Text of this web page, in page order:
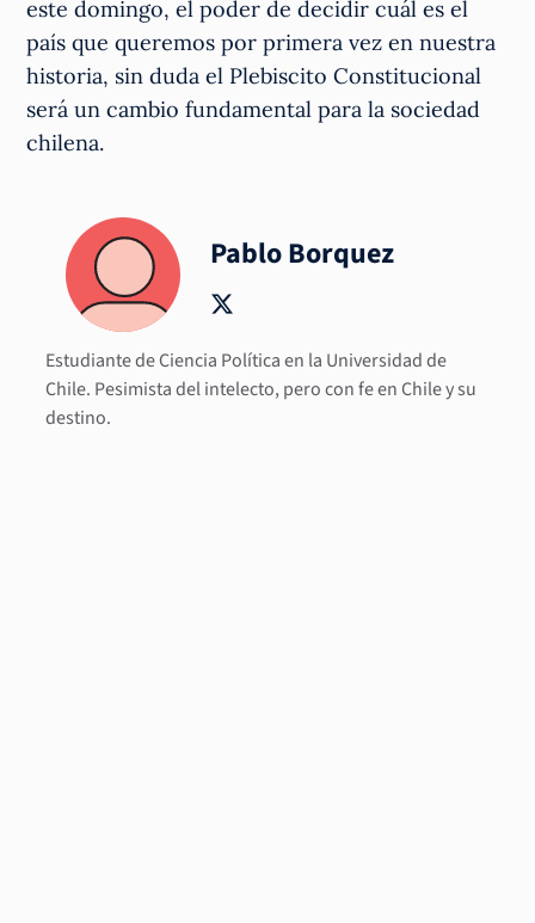
este domingo, el poder de decidir cuál es el
país que queremos por primera vez en nuestra
historia, sin duda el Plebiscito Constitucional
será un cambio fundamental para la sociedad
chilena.
Pablo Borquez
Estudiante de Ciencia Política en la Universidad de
Chile. Pesimista del intelecto, pero con fe en Chile y su
destino.